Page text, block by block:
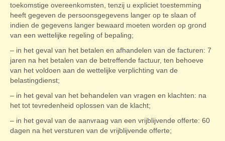
toekomstige overeenkomsten, tenzij u expliciet toestemming
heeft gegeven de persoonsgegevens langer op te slaan of
indien de gegevens langer bewaard moeten worden op grond
van een wettelijke regeling of bepaling;
– in het geval van het betalen en afhandelen van de facturen: 7
jaren na het betalen van de betreffende factuur, ten behoeve
van het voldoen aan de wettelijke verplichting van de
belastingdienst;
– in het geval van het behandelen van vragen en klachten: na
het tot tevredenheid oplossen van de klacht;
– in het geval van de aanvraag van een vrijblijvende offerte: 60
dagen na het versturen van de vrijblijvende offerte;